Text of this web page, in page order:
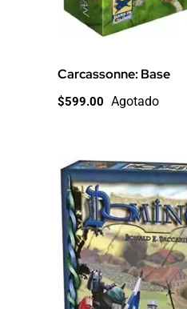
Carcassonne: Base
$599.00 Agotado